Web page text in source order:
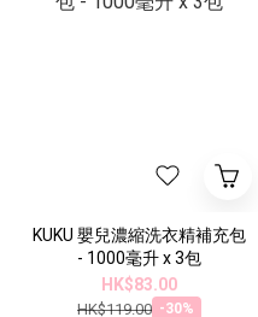
KUKU 嬰兒濃縮洗衣精補充包
- 1000毫升 x 3包
HK$83.00
HK$119.00 -30%